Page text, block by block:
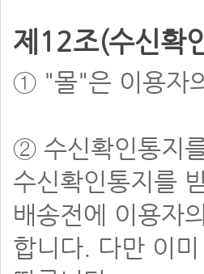
제12조(수신확
① "몰"은 이용자
② 수신확인통지
수신확인통지를
배송전에 이용자
합니다. 다만 이